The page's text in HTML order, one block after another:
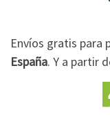
Envíos gratis para
España. Y a partir